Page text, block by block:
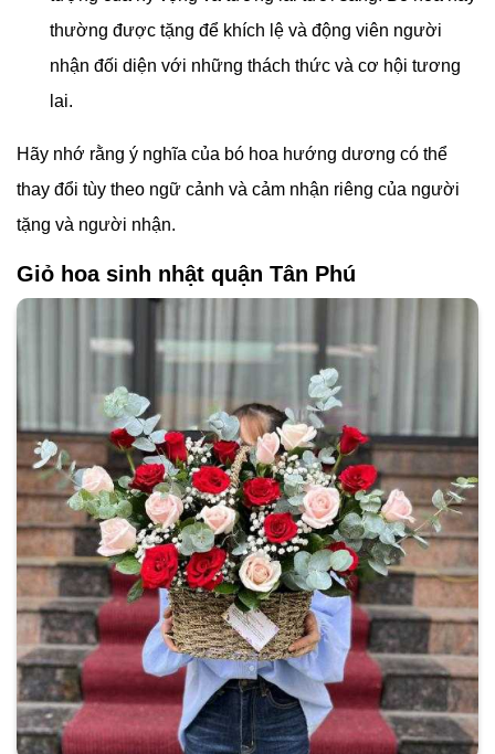
với người nhận.
Sự phát triển và thành công: Hướng dương là biểu
tượng của sự phát triển và thành công. Bó hoa hướng
Tình yêu và quan tâm: Hướng dương cũng có thể thể
thường được tặng trong các dịp kỷ niệm ngày kết hôn
hoặc để thể hiện tình cảm đặc biệt đối với người nhận.
Hy vọng và tương lai tươi sáng: Hướng dương là biểu
tượng của hy vọng và tương lai tươi sáng. Bó hoa này
thường được tặng để khích lệ và động viên người
nhận đối diện với những thách thức và cơ hội tương
lai.
Hãy nhớ rằng ý nghĩa của bó hoa hướng dương có thể
thay đổi tùy theo ngữ cảnh và cảm nhận riêng của người
tặng và người nhận.
Giỏ hoa sinh nhật quận Tân Phú